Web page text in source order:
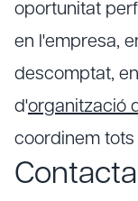
oportunitat
en l'empresa,
descomptat,
d'organització
coordinem tots